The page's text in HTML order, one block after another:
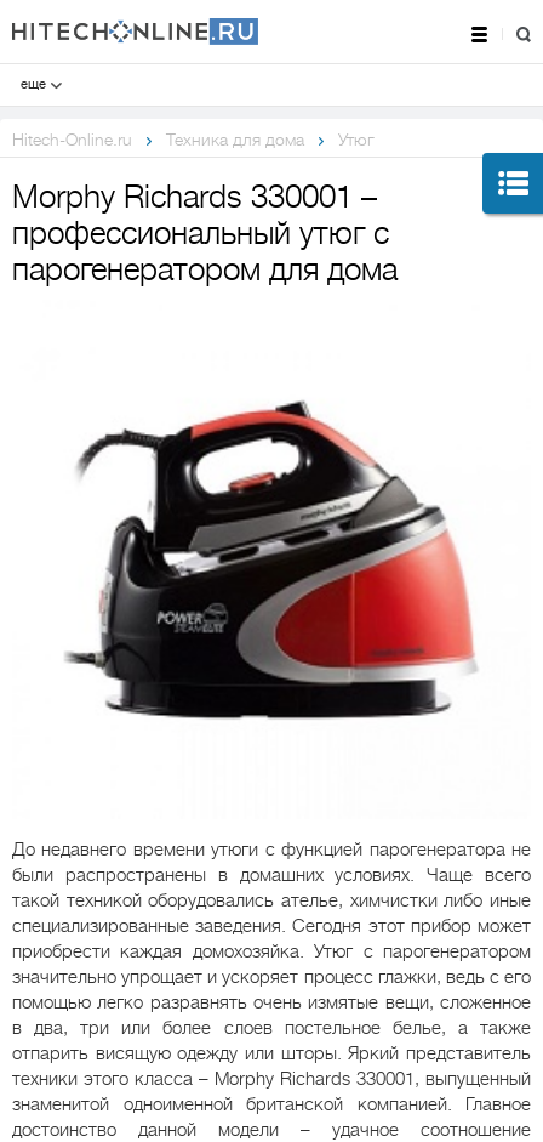
еще
Hitech-Online.ru Техника для дома Утюг
Morphy Richards 330001 –
профессиональный утюг с
парогенератором для дома
До недавнего времени утюги с функцией парогенератора не
были распространены в домашних условиях. Чаще всего
такой техникой оборудовались ателье, химчистки либо иные
специализированные заведения. Сегодня этот прибор может
приобрести каждая домохозяйка. Утюг с парогенератором
значительно упрощает и ускоряет процесс глажки, ведь с его
помощью легко разравнять очень измятые вещи, сложенное
в два, три или более слоев постельное белье, а также
отпарить висящую одежду или шторы. Яркий представитель
техники этого класса – Morphy Richards 330001, выпущенный
знаменитой одноименной британской компанией. Главное
достоинство данной модели – удачное соотношение